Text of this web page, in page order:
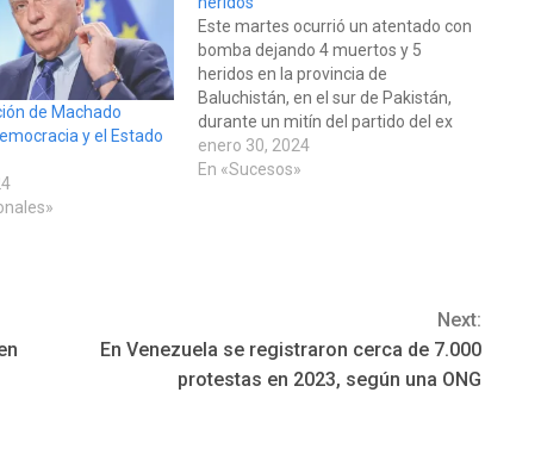
de Machado
y el Estado
Este martes ocurrió un atentado con
bomba dejando 4 muertos y 5
heridos en la provincia de
Baluchistán, en el sur de Pakistán,
durante un mitín del partido del ex
primer ministro Imran Khan, el
Pakistán Tehreek-e-Insaf (PTI), a
enero 30, 2024
En «Sucesos»
Next:
En Venezuela se registraron cerca de 7.000
protestas en 2023, según una ONG